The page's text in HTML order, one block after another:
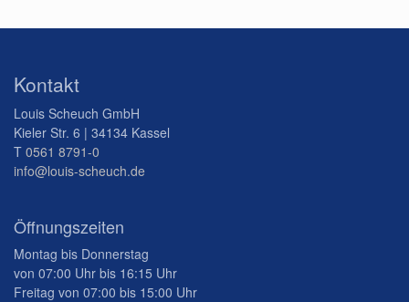
Kontakt
Louis Scheuch GmbH
Kieler Str. 6 | 34134 Kassel
T 0561 8791-0
info@louis-scheuch.de
Öffnungszeiten
Montag bis Donnerstag
von 07:00 Uhr bis 16:15 Uhr
Freitag von 07:00 bis 15:00 Uhr